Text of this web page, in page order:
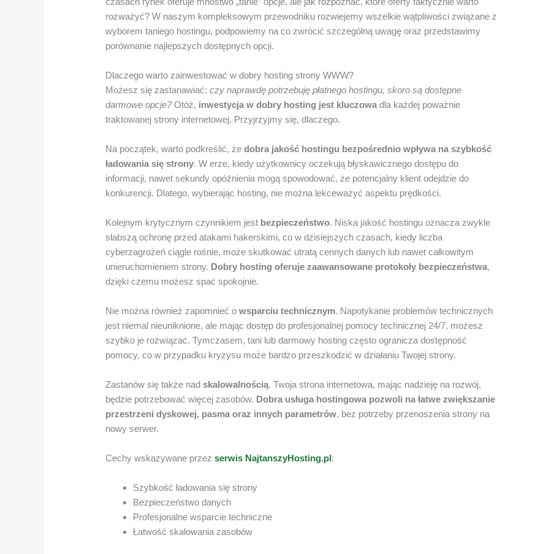
rozważyć? W naszym kompleksowym przewodniku rozwiejemy wszelkie wątpliwości związane z
wyborem taniego hostingu, podpowiemy na co zwrócić szczególną uwagę oraz przedstawimy
porównanie najlepszych dostępnych opcji.
Dlaczego warto zainwestować w dobry hosting strony WWW?
Możesz się zastanawiać:czy naprawdę potrzebuję płatnego hostingu, skoro są dostępne
darmowe opcje?Otóż, inwestycja w dobry hosting jest kluczowa dla każdej poważnie
traktowanej strony internetowej. Przyjrzyjmy się, dlaczego.
Na początek, warto podkreślić, żedobra jakość hostingu bezpośrednio wpływa na szybkość
ładowania się strony. W erze, kiedy użytkownicy oczekują błyskawicznego dostępu do
informacji, nawet sekundy opóźnienia mogą spowodować, że potencjalny klient odejdzie do
konkurencji. Dlatego, wybierając hosting, nie można lekceważyć aspektu prędkości.
Kolejnym krytycznym czynnikiem jest bezpieczeństwo. Niska jakość hostingu oznacza zwykle
słabszą ochronę przed atakami hakerskimi, co w dzisiejszych czasach, kiedy liczba
cyberzagrożeń ciągle rośnie, może skutkować utratą cennych danych lub nawet całkowitym
unieruchomieniem strony. Dobry hosting oferuje zaawansowane protokoły bezpieczeństwa,
dzięki czemu możesz spać spokojnie.
Nie można również zapomnieć owsparciu technicznym. Napotykanie problemów technicznych
jest niemal nieuniknione, ale mając dostęp do profesjonalnej pomocy technicznej 24/7, możesz
szybko je rozwiązać. Tymczasem, tani lub darmowy hosting często ogranicza dostępność
pomocy, co w przypadku kryzysu może bardzo przeszkodzić w działaniu Twojej strony.
Zastanów się także nadskalowalnością. Twoja strona internetowa, mając nadzieję na rozwój,
będzie potrzebować więcej zasobów. Dobra usługa hostingowa pozwoli na łatwe zwiększanie
przestrzeni dyskowej, pasma oraz innych parametrów, bez potrzeby przenoszenia strony na
nowy serwer.
Cechy wskazywane przezserwis NajtanszyHosting.pl:
Szybkość ładowania się strony
Bezpieczeństwo danych
Profesjonalne wsparcie techniczne
Łatwość skalowania zasobów